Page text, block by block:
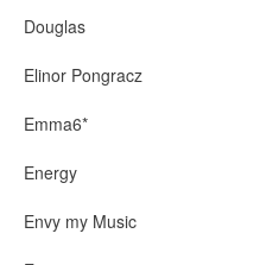
Douglas
Elinor Pongracz
Emma6*
Energy
Envy my Music